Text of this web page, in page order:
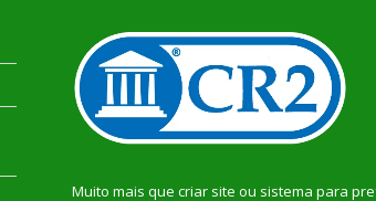
Muito mais que criar site ou sistema para